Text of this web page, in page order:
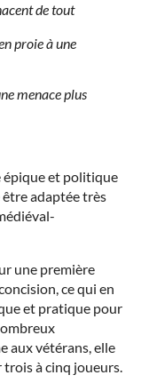
de tout
proie à une
menace plus
épique et politique
adaptée très
une première
ce qui en
et pratique pour
aux vétérans, elle
trois à cinq joueurs.